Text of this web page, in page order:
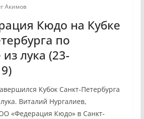
Акимов
Кюдо на Кубке
по
лука (23-
Кубок Санкт-Петербурга
Виталий Нургалиев,
«Федерация Кюдо» в Санкт-